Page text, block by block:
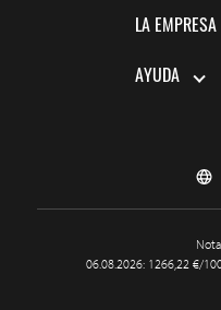
LA EMPRESA
AYUDA
06.08.2026: 1266,22 €/